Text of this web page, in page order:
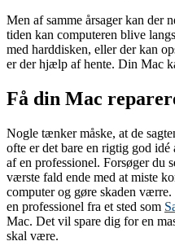
Men af samme årsager kan der
tiden kan computeren blive
med harddisken, eller der kan
er der hjælp af hente. Din Mac
Få din Mac
Nogle tænker måske, at de
ofte er det bare en rigtig god
af en professionel. Forsøger du
værste fald ende med at miste
computer og gøre skaden
en professionel fra et sted som
Mac. Det vil spare dig for en
skal være.